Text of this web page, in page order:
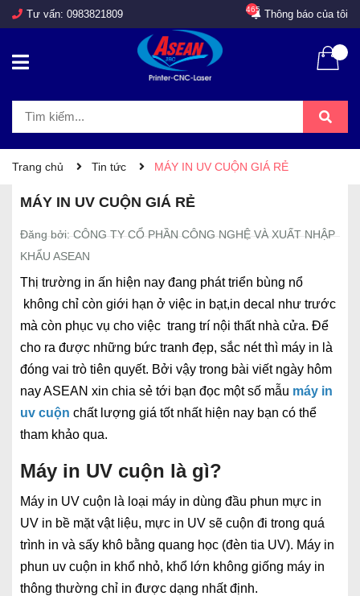
Tư vấn: 0983821809 Thông báo của tôi
465
Trang chủ Tin tức MÁY IN UV CUỘN GIÁ RẺ
MÁY IN UV CUỘN GIÁ RẺ
Đăng bởi: CÔNG TY CỔ PHẦN CÔNG NGHỆ VÀ XUẤT NHẬP
KHẨU ASEAN
Thị trường in ấn hiện nay đang phát triển bùng nổ
không chỉ còn giới hạn ở việc in bạt,in decal như trước
mà còn phục vụ cho việc trang trí nội thất nhà cửa. Để
cho ra được những bức tranh đẹp, sắc nét thì máy in là
đóng vai trò tiên quyết. Bởi vậy trong bài viết ngày hôm
nay ASEAN xin chia sẻ tới bạn đọc một số mẫu máy in
uv cuộn chất lượng giá tốt nhất hiện nay bạn có thể
tham khảo qua.
Máy in UV cuộn là gì?
Máy in UV cuộn là loại máy in dùng đầu phun mực in
UV in bề mặt vật liệu, mực in UV sẽ cuộn đi trong quá
trình in và sấy khô bằng quang học (đèn tia UV). Máy in
phun uv cuộn in khổ nhỏ, khổ lớn không giống máy in
thông thường chỉ in được dạng nhất định.